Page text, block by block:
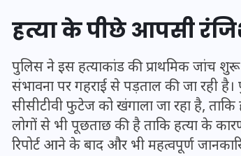
हत्या के पीछे आपसी
पुलिस ने इस हत्याकांड की प्राथमिक जांच
संभावना पर गहराई से पड़ताल की जा रही
सीसीटीवी फुटेज को खंगाला जा रहा है,
लोगों से भी पूछताछ की है ताकि हत्या के
रिपोर्ट आने के बाद और भी महत्वपूर्ण
16 दिसम्बर 2025